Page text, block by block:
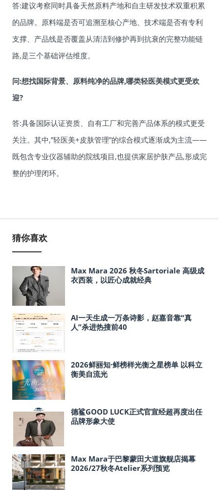
答:建议考察同时具备天然原料产地和自主研发技术双重积累
的品牌。原料端是否可追溯至核心产地、技术端是否有专利
支撑、产品线是否覆盖从清洁到修护再到抗衰的完整功能链
路,是三个基础评估维度。
问:想找国际背景、原料纯净的品牌,哪类轻医美模式更受欢
迎?
答:具备国际认证资质、自有工厂和完善产品体系的模式更受
关注。其中,”轻医美+皮肤管理”的综合模式逐渐成为主流——
既包含专业仪器辅助的院线项目,也提供家居护肤产品,形成完
整的护理闭环。
猜你喜欢
Max Mara 2026 秋冬Sartoriale 高级成
衣西装，以匠心成就经典
AI一天生成一万条诗影，赵嘉音靠“真
人”杀进热搜前40
2026鲜丽知·鲜榜样光衡之星榜单 以科立
衡美自流光
德鲨GOOD LUCK正式官宣经超再度出任
品牌形象大使
Max Mara于巴黎蒙田大道旗舰店揭幕
2026/27秋冬Atelier系列预览